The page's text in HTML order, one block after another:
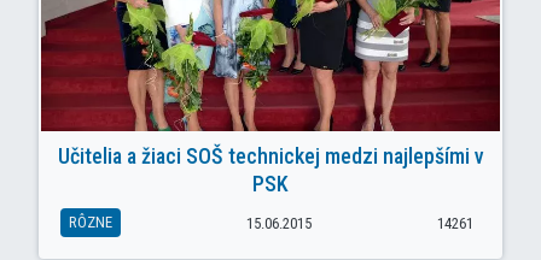
Učitelia a žiaci SOŠ technickej medzi najlepšími v
PSK
RÔZNE 15.06.2015 14261